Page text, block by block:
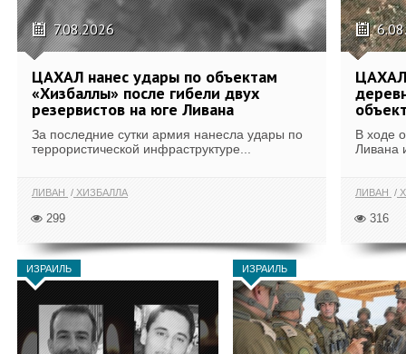
7.08.2026
ЦАХАЛ нанес удары по объектам
«Хизбаллы» после гибели двух
резервистов на юге Ливана
За последние сутки армия нанесла удары по
террористической инфраструктуре...
ЛИВАН ХИЗБАЛЛА
299
В ходе
Ливана
ЛИВАН
316
ИЗРАИЛЬ ИЗРАИЛЬ